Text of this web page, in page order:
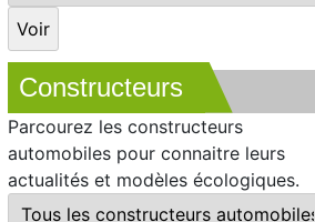
Constructeurs
Parcourez les constructeurs
automobiles pour connaitre leurs
actualités et modèles écologiques.